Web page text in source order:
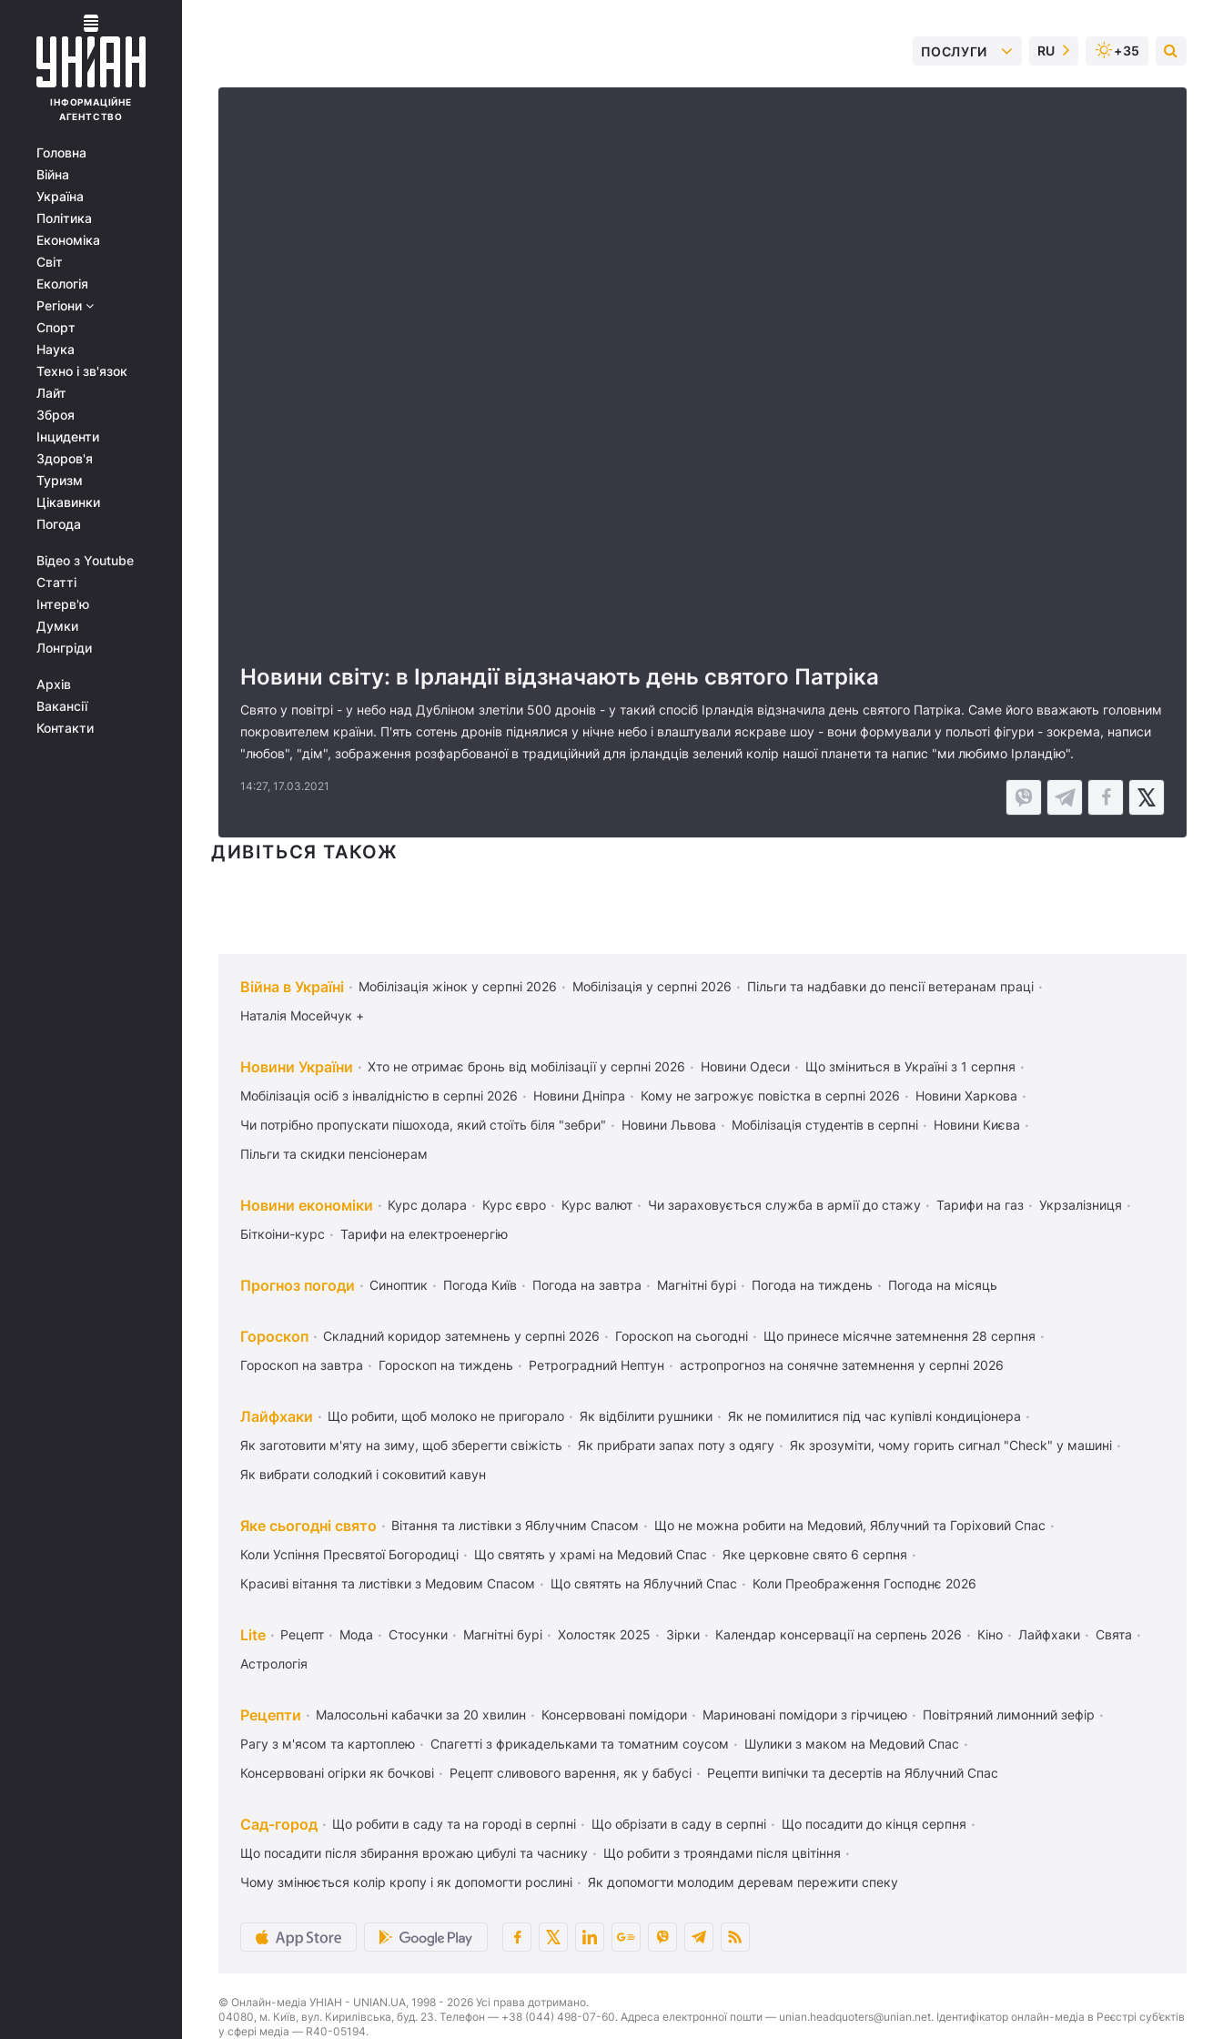
ІНФОРМАЦІЙНЕ
АГЕНТСТВО
Головна
Війна
Україна
Політика
Економіка
Світ
Екологія
Регіони
Спорт
Наука
Техно і зв'язок
Лайт
Зброя
Інциденти
Здоров'я
Туризм
Цікавинки
Погода
Відео з Youtube
Статті
Інтерв'ю
Думки
Лонгріди
Архів
Вакансії
Контакти
ПОСЛУГИ RU +35
Новини світу: в Ірландії відзначають день святого Патріка
Свято у повітрі - у небо над Дубліном злетіли 500 дронів - у такий спосіб Ірландія відзначила день святого Патріка. Саме його вважають головним
покровителем країни. П'ять сотень дронів піднялися у нічне небо і влаштували яскраве шоу - вони формували у польоті фігури - зокрема, написи
"любов", "дім", зображення розфарбованої в традиційний для ірландців зелений колір нашої планети та напис "ми любимо Ірландію".
14:27, 17.03.2021
ДИВІТЬСЯ ТАКОЖ
Війна в Україні Мобілізація жінок у серпні 2026 Мобілізація у серпні 2026
Пільги та надбавки до пенсії ветеранам праці
Наталія Мосейчук +
Новини України Хто не отримає бронь від мобілізації у серпні 2026 Новини Одеси
Що зміниться в Україні з 1 серпня
Мобілізація осіб з інвалідністю в серпні 2026
Новини Дніпра Кому не загрожує повістка в серпні 2026
Новини Харкова
Чи потрібно пропускати пішохода, який стоїть біля "зебри"
Новини Львова Мобілізація студентів в серпні
Новини Києва
Пільги та скидки пенсіонерам
Новини економіки Курс долара Курс євро Курс валют Чи зараховується служба в армії до стажу Тарифи на газ
Укрзалізниця
Біткоіни-курс
Тарифи на електроенергію
Прогноз погоди Синоптик Погода Київ Погода на завтра Магнітні бурі Погода на тиждень Погода на місяць
Гороскоп Складний коридор затемнень у серпні 2026 Гороскоп на сьогодні
Що принесе місячне затемнення 28 серпня
Гороскоп на завтра
Гороскоп на тиждень Ретроградний Нептун астропрогноз на сонячне затемнення у серпні 2026
Лайфхаки Що робити, щоб молоко не пригорало Як відбілити рушники
Як не помилитися під час купівлі кондиціонера
Як заготовити м'яту на зиму, щоб зберегти свіжість
Як прибрати запах поту з одягу
Як зрозуміти, чому горить сигнал "Check" у машині
Як вибрати солодкий і соковитий кавун
Яке сьогодні свято Вітання та листівки з Яблучним Спасом
Що не можна робити на Медовий, Яблучний та Горіховий Спас
Коли Успіння Пресвятої Богородиці
Що святять у храмі на Медовий Спас
Яке церковне свято 6 серпня
Красиві вітання та листівки з Медовим Спасом
Що святять на Яблучний Спас Коли Преображення Господнє 2026
Lite Рецепт Мода Стосунки Магнітні бурі Холостяк 2025 Зірки Календар консервації на серпень 2026 Кіно Лайфхаки
Свята
Астрологія
Рецепти Малосольні кабачки за 20 хвилин Консервовані помідори Мариновані помідори з гірчицею
Повітряний лимонний зефір
Рагу з м'ясом та картоплею
Спагетті з фрикадельками та томатним соусом
Шулики з маком на Медовий Спас
Консервовані огірки як бочкові
Рецепт сливового варення, як у бабусі Рецепти випічки та десертів на Яблучний Спас
Сад-город Що робити в саду та на городі в серпні Що обрізати в саду в серпні
Що посадити до кінця серпня
Що посадити після збирання врожаю цибулі та часнику
Що робити з трояндами після цвітіння
Чому змінюється колір кропу і як допомогти рослині
Як допомогти молодим деревам пережити спеку
© Онлайн-медіа УНІАН - UNIAN.UA, 1998 - 2026 Усі права дотримано.
04080, м. Київ, вул. Кирилівська, буд. 23. Телефон — +38 (044) 498-07-60. Адреса електронної пошти — unian.headquoters@unian.net. Ідентифікатор онлайн-медіа в Реєстрі суб’єктів
у сфері медіа — R40-05194.